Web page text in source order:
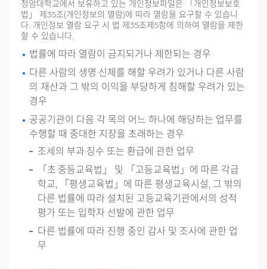
청암대학교에서 보유하고 있는 개인정보파일은 「개인정보보호
법」 제35조(개인정보의 열람)에 따라 열람을 요구할 수 있습니
다. 개인정보 열람 요구 시 법 제35조제5항에 의하여 열람을 제한
할 수 있습니다.
법률에 따라 열람이 금지되거나 제한되는 경우
다른 사람의 생명·신체를 해할 우려가 있거나 다른 사람
의 재산과 그 밖의 이익을 부당하게 침해할 우려가 있는
경우
공공기관이 다음 각 목의 어느 하나에 해당하는 업무를
수행할 때 중대한 지장을 초래하는 경우
조세의 부과·징수 또는 환급에 관한 업무
「초·중등교육법」 및 「고등교육법」에 따른 각급
학교, 「평생교육법」에 따른 평생교육시설, 그 밖의
다른 법률에 따라 설치된 고등교육기관에서의 성적
평가 또는 입학자 선발에 관한 업무
다른 법률에 따라 진행 중인 감사 및 조사에 관한 업
무